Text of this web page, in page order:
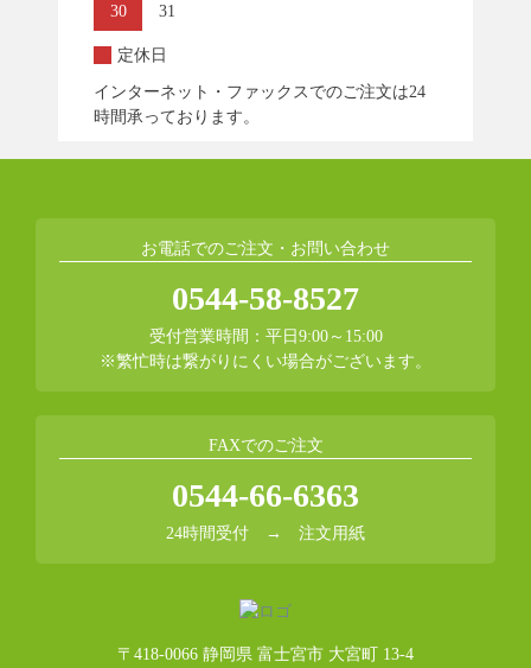
30 31
定休日
インターネット・ファックスでのご注文は24
時間承っております。
お電話でのご注文・お問い合わせ
0544-58-8527
受付営業時間：平日9:00～15:00
※繁忙時は繋がりにくい場合がございます。
FAXでのご注文
0544-66-6363
24時間受付 → 注文用紙
〒418-0066 静岡県 富士宮市 大宮町 13-4